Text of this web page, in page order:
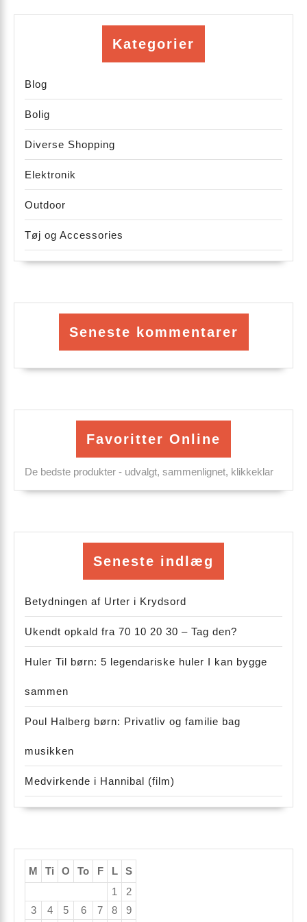
potentiale
Kategorier
Blog
Bolig
Diverse Shopping
Elektronik
Outdoor
Tøj og Accessories
Seneste kommentarer
Favoritter Online
De bedste produkter - udvalgt, sammenlignet, klikkeklar
Seneste indlæg
Betydningen af Urter i Krydsord
Ukendt opkald fra 70 10 20 30 – Tag den?
Huler Til børn: 5 legendariske huler I kan bygge
sammen
Poul Halberg børn: Privatliv og familie bag
musikken
Medvirkende i Hannibal (film)
M Ti O To F L
S
1
2
3
4 5 6 7 8 9